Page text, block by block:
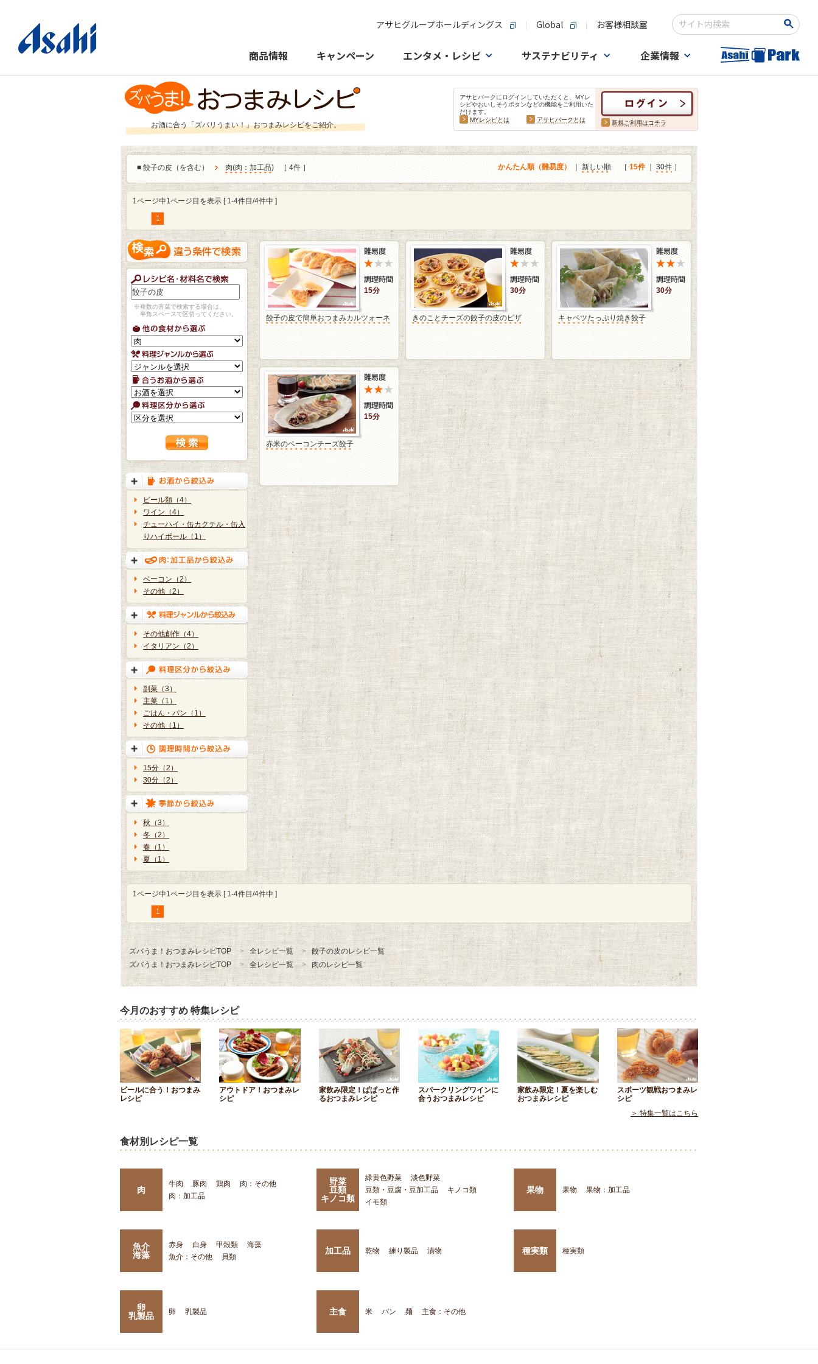
アサヒグループホールディングス Global お客様相談室
検索キーワード入力
商品情報 キャンペーン エンタメ・レシピ サステナビリティ 企業情報
お酒に合う「ズバリうまい！」おつまみレシピをご紹介。
アサヒパークにログインしていただくと、MYレ
シピやおいしそうボタンなどの機能をご利用いた
だけます。
MYレシピとは
アサヒパークとは 新規ご利用はコチラ
■ 餃子の皮（を含む） 肉(肉：加工品) ［ 4件 ］ かんたん順（難易度） 新しい順 ［ 15件｜ 30件 ］
1ページ中1ページ目を表示 [ 1-4件目/4件中 ]
1
※複数の言葉で検索する場合は、
半角スペースで区切ってください。
ビール類（4）
ワイン（4）
チューハイ・缶カクテル・缶入
りハイボール（1）
ベーコン（2）
その他（2）
その他創作（4）
イタリアン（2）
副菜（3）
主菜（1）
ごはん・パン（1）
その他（1）
15分（2）
30分（2）
秋（3）
冬（2）
春（1）
夏（1）
15分
餃子の皮で簡単おつまみカルツォーネ
30分
きのことチーズの餃子の皮のピザ
30分
キャベツたっぷり焼き餃子
15分
赤米のベーコンチーズ餃子
1ページ中1ページ目を表示 [ 1-4件目/4件中 ]
1
ズバうま！おつまみレシピTOP 全レシピ一覧
餃子の皮のレシピ一覧
ズバうま！おつまみレシピTOP
全レシピ一覧 肉のレシピ一覧
今月のおすすめ 特集レシピ
ビールに合う！おつまみ
レシピ
アウトドア！おつまみレ
シピ
家飲み限定！ぱぱっと作
るおつまみレシピ
スパークリングワインに
合うおつまみレシピ
家飲み限定！夏を楽しむ
おつまみレシピ
スポーツ観戦おつまみレ
シピ
＞ 特集一覧はこちら
食材別レシピ一覧
肉
牛肉 豚肉 鶏肉
肉：その他
肉：加工品
野菜
豆類
キノコ類
緑黄色野菜
淡色野菜
豆類・豆腐・豆加工品
キノコ類
イモ類
果物 果物 果物：加工品
魚介
海藻
赤身 白身 甲殻類
海藻
魚介：その他
貝類
加工品 乾物 練り製品 漬物 種実類 種実類
卵
乳製品
卵 乳製品 主食 米 パン 麺 主食：その他